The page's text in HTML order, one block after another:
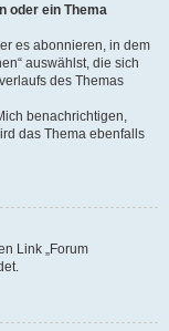
oder ein Thema
es abonnieren, in dem
auswählst, die sich
des Themas
benachrichtigen,
das Thema ebenfalls
Link „Forum